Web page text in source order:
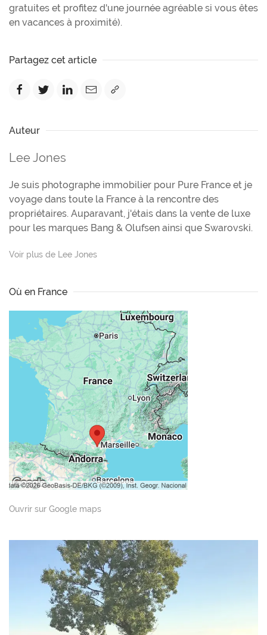
gratuites et profitez d'une journée agréable si vous êtes
en vacances à proximité).
Partagez cet article
Auteur
Lee Jones
Je suis photographe immobilier pour Pure France et je
voyage dans toute la France à la rencontre des
propriétaires. Auparavant, j'étais dans la vente de luxe
pour les marques Bang & Olufsen ainsi que Swarovski.
Voir plus de Lee Jones
Où en France
Ouvrir sur Google maps